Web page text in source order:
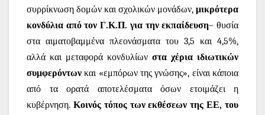
συρρίκνωση δομών και σχολικών μονάδων, μικρότερα
κονδύλια από τον Γ.Κ.Π. για την εκπαίδευση– θυσία
στα αιματοβαμμένα πλεονάσματα του 3,5 και 4,5%,
αλλά και μεταφορά κονδυλίων στα χέρια ιδιωτικών
συμφερόντων και «εμπόρων της γνώσης», είναι κάποια
από τα ορατά αποτελέσματα όσων ετοιμάζει η
κυβέρνηση. Κοινός τόπος των εκθέσεων της ΕΕ, του